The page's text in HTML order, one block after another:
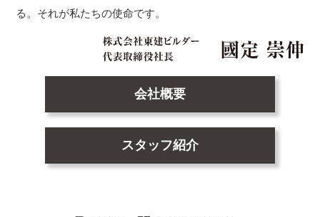
る。 それが私たちの使命です。
会社概要
スタッフ紹介